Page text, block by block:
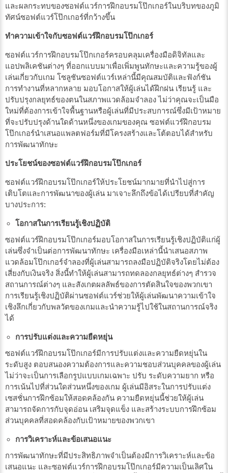
และผลกระทบของซอฟต์แวร์การฝึกอบรมโป๊กเกอร์ในบริบทของภูมิ
ทัศน์ซอฟต์แวร์โป๊กเกอร์ที่กว้างขึ้น
ทำความเข้าใจกับซอฟต์แวร์ฝึกอบรมโป๊กเกอร์
ซอฟต์แวร์การฝึกอบรมโป๊กเกอร์ครอบคลุมเครื่องมือดิจิทัลและ
แอปพลิเคชันต่างๆ ที่ออกแบบมาเพื่อเพิ่มพูนทักษะและความรู้ของผู้
เล่นเกี่ยวกับเกม โซลูชันซอฟต์แวร์เหล่านี้มีคุณสมบัติและฟังก์ชัน
การทำงานที่หลากหลาย มอบโอกาสให้ผู้เล่นได้ฝึกฝน เรียนรู้ และ
ปรับปรุงกลยุทธ์ของตนในสภาพแวดล้อมจำลอง ไม่ว่าคุณจะเป็นมือ
ใหม่ที่ต้องการเข้าใจพื้นฐานหรือผู้เล่นที่มีประสบการณ์ซึ่งมีเป้าหมาย
ที่จะปรับปรุงด้านใดด้านหนึ่งของเกมของคุณ ซอฟต์แวร์ฝึกอบรม
โป๊กเกอร์นำเสนอแพลตฟอร์มที่มีโครงสร้างและโต้ตอบได้สำหรับ
การพัฒนาทักษะ
ประโยชน์ของซอฟต์แวร์ฝึกอบรมโป๊กเกอร์
ซอฟต์แวร์ฝึกอบรมโป๊กเกอร์ให้ประโยชน์มากมายที่นำไปสู่การ
เติบโตและการพัฒนาของผู้เล่น มาเจาะลึกถึงข้อได้เปรียบที่สำคัญ
บางประการ:
โอกาสในการเรียนรู้เชิงปฏิบัติ
ซอฟต์แวร์ฝึกอบรมโป๊กเกอร์มอบโอกาสในการเรียนรู้เชิงปฏิบัติแก่ผู้
เล่นซึ่งจำเป็นต่อการพัฒนาทักษะ เครื่องมือเหล่านี้นำเสนอสภาพ
แวดล้อมโป๊กเกอร์จำลองที่ผู้เล่นสามารถลงมือปฏิบัติจริงโดยไม่ต้อง
เสี่ยงกับเงินจริง สิ่งนี้ทำให้ผู้เล่นสามารถทดลองกลยุทธ์ต่างๆ สำรวจ
สถานการณ์ต่างๆ และสังเกตผลลัพธ์ของการตัดสินใจของพวกเขา
การเรียนรู้เชิงปฏิบัติผ่านซอฟต์แวร์ช่วยให้ผู้เล่นพัฒนาความเข้าใจ
เชิงลึกเกี่ยวกับพลวัตของเกมและนำความรู้ไปใช้ในสถานการณ์จริง
ได้
การปรับแต่งและความยืดหยุ่น
ซอฟต์แวร์ฝึกอบรมโป๊กเกอร์มีการปรับแต่งและความยืดหยุ่นใน
ระดับสูง ตอบสนองความต้องการและความชอบส่วนบุคคลของผู้เล่น
ไม่ว่าจะเป็นการเลือกรูปแบบเกมเฉพาะ ปรับ ระดับความยาก หรือ
การเน้นไปที่ส่วนใดส่วนหนึ่งของเกม ผู้เล่นมีอิสระในการปรับแต่ง
เซสชั่นการฝึกซ้อมให้สอดคล้องกัน ความยืดหยุ่นนี้ช่วยให้ผู้เล่น
สามารถจัดการกับจุดอ่อน เสริมจุดแข็ง และสร้างระบบการฝึกซ้อม
ส่วนบุคคลที่สอดคล้องกับเป้าหมายของพวกเขา
การวิเคราะห์และข้อเสนอแนะ
การพัฒนาทักษะที่มีประสิทธิภาพจำเป็นต้องมีการวิเคราะห์และข้อ
เสนอแนะ และซอฟต์แวร์การฝึกอบรมโป๊กเกอร์มีความเป็นเลิศใน